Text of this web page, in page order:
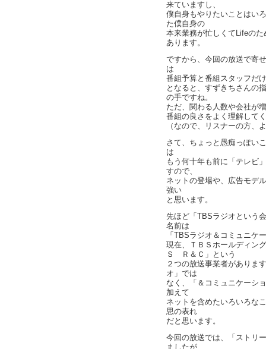
来ていますし、
僕自身もやりたいことはい
た僕自身の
本来業務が忙しくてLifeの
あります。
ですから、今回の放送で寄
は
番組予算と番組スタッフだ
となると、すずきちさんの
の手ですね。
ただ、関わる人数や会社が
番組の良さをよく理解して
（なので、リスナーの方、
さて、ちょっと愚痴っぽい
は
もう何十年も前に「テレビ
すので、
ネットの登場や、広告モデ
強い
と思います。
先ほど「TBSラジオという
名前は
「TBSラジオ＆コミュニケ
現在、ＴＢＳホールディン
Ｓ Ｒ＆Ｃ」という
２つの放送事業者がありま
オ」では
なく、「＆コミュニケーシ
加えて
ネットを含めたいろいろな
思の表れ
だと思います。
今回の放送では、「ストリ
ましたが、